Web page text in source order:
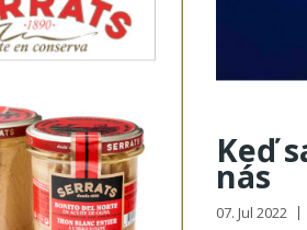
Keď
nás
07. Jul 2022